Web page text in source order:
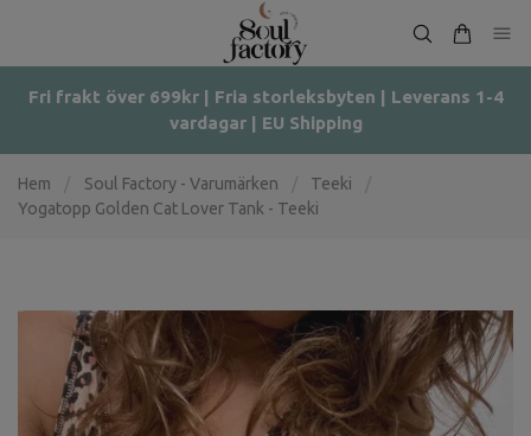
Fri frakt över 699kr | Fria storleksbyten | Leverans 1-4
vardagar | EU Shipping
Hem Soul Factory - Varumärken Teeki
Yogatopp Golden Cat Lover Tank - Teeki